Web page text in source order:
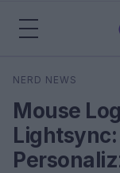
Cerca
NERD NEWS
Mouse
Lightsync: